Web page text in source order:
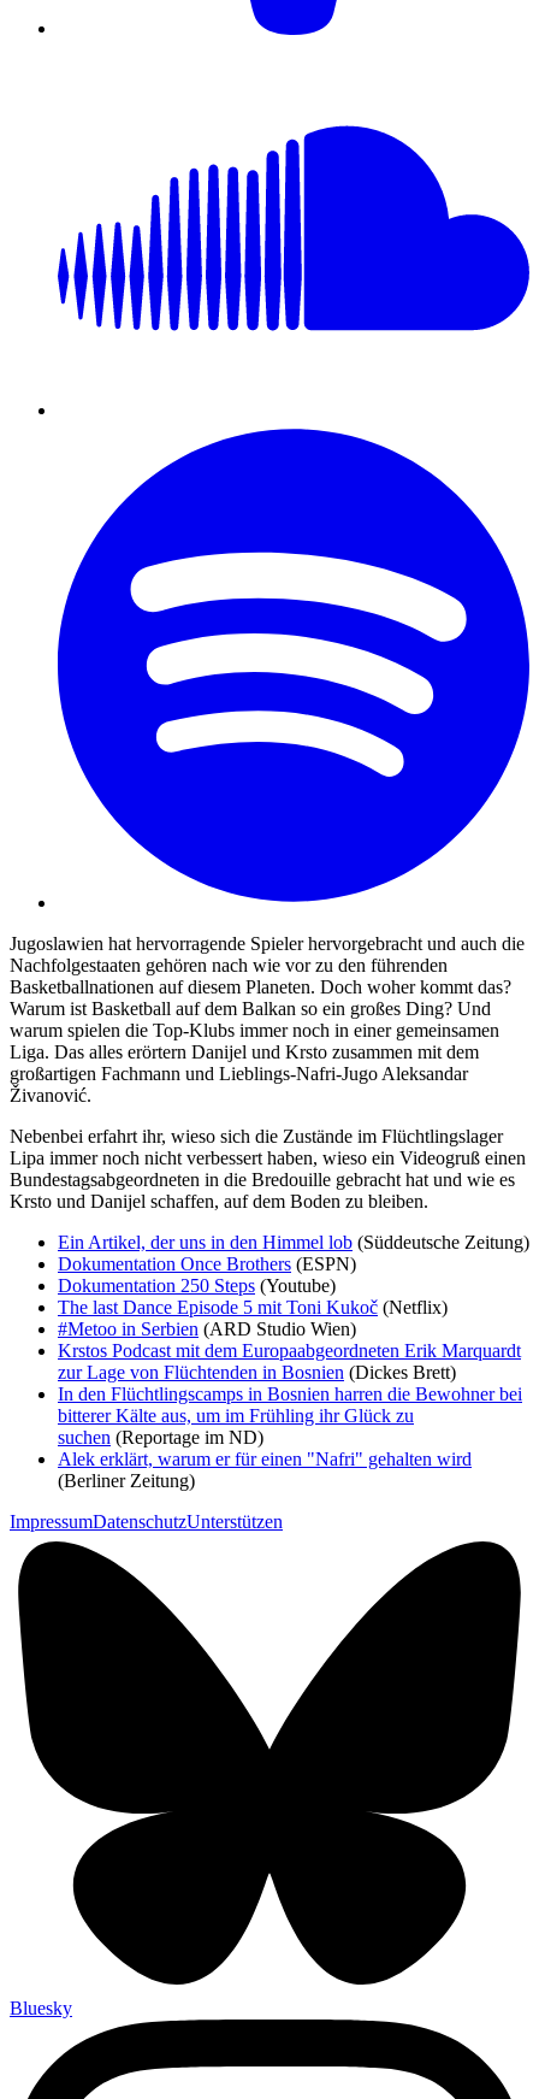
Jugoslawien hat hervorragende Spieler hervorgebracht und auch die
Nachfolgestaaten gehören nach wie vor zu den führenden
Basketballnationen auf diesem Planeten. Doch woher kommt das?
Warum ist Basketball auf dem Balkan so ein großes Ding? Und
warum spielen die Top-Klubs immer noch in einer gemeinsamen
Liga. Das alles erörtern Danijel und Krsto zusammen mit dem
großartigen Fachmann und Lieblings-Nafri-Jugo Aleksandar
Živanović.
Nebenbei erfahrt ihr, wieso sich die Zustände im Flüchtlingslager
Lipa immer noch nicht verbessert haben, wieso ein Videogruß einen
Bundestagsabgeordneten in die Bredouille gebracht hat und wie es
Krsto und Danijel schaffen, auf dem Boden zu bleiben.
Ein Artikel, der uns in den Himmel lob (Süddeutsche Zeitung)
Dokumentation Once Brothers (ESPN)
Dokumentation 250 Steps (Youtube)
The last Dance Episode 5 mit Toni Kukoč (Netflix)
#Metoo in Serbien (ARD Studio Wien)
Krstos Podcast mit dem Europaabgeordneten Erik Marquardt
zur Lage von Flüchtenden in Bosnien (Dickes Brett)
In den Flüchtlingscamps in Bosnien harren die Bewohner bei
bitterer Kälte aus, um im Frühling ihr Glück zu
suchen (Reportage im ND)
Alek erklärt, warum er für einen "Nafri" gehalten wird
(Berliner Zeitung)
ImpressumDatenschutzUnterstützen
Bluesky